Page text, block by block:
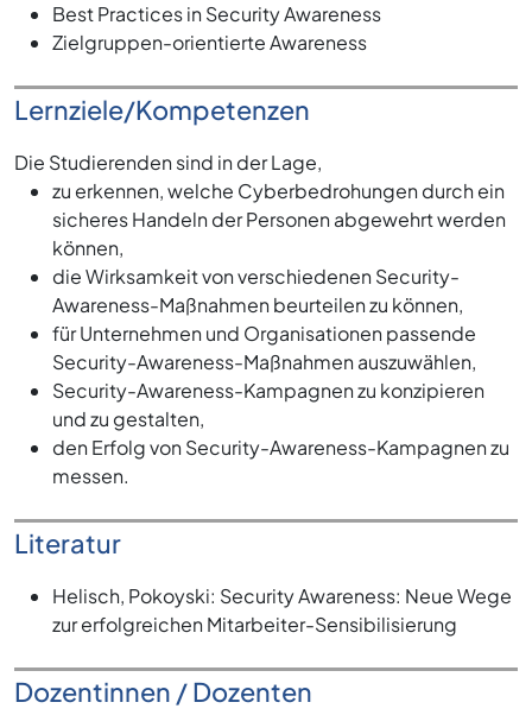
Best Practices in Security Awareness
Zielgruppen-orientierte Awareness
Lernziele/Kompetenzen
Die Studierenden sind in der Lage,
zu erkennen, welche Cyberbedrohungen durch ein
sicheres Handeln der Personen abgewehrt werden
können,
die Wirksamkeit von verschiedenen Security-
Awareness-Maßnahmen beurteilen zu können,
für Unternehmen und Organisationen passende
Security-Awareness-Maßnahmen auszuwählen,
Security-Awareness-Kampagnen zu konzipieren
und zu gestalten,
den Erfolg von Security-Awareness-Kampagnen zu
messen.
Literatur
Helisch, Pokoyski: Security Awareness: Neue Wege
zur erfolgreichen Mitarbeiter-Sensibilisierung
Dozentinnen / Dozenten